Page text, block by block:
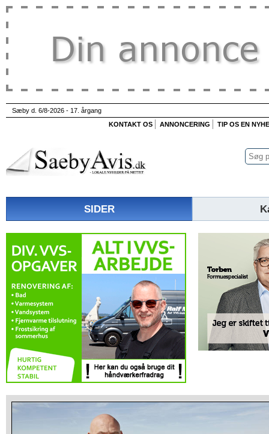
Sæby d. 6/8-2026 - 17. årgang
KONTAKT OS
ANNONCERING TIP OS EN
SIDER